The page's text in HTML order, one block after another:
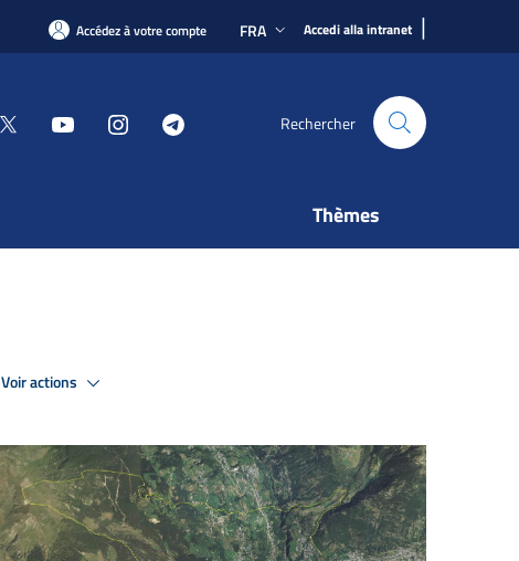
Accédez à votre compte FRA Accedi alla intranet |
Rechercher
Thèmes
Voir actions